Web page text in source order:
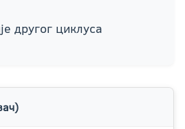
другог циклуса